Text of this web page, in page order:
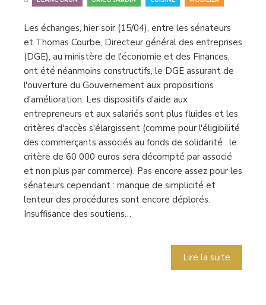
Les échanges, hier soir (15/04), entre les sénateurs
et Thomas Courbe, Directeur général des entreprises
(DGE), au ministère de l'économie et des Finances,
ont été néanmoins constructifs, le DGE assurant de
l'ouverture du Gouvernement aux propositions
d'amélioration. Les dispositifs d'aide aux
entrepreneurs et aux salariés sont plus fluides et les
critères d'accès s'élargissent (comme pour l'éligibilité
des commerçants associés au fonds de solidarité : le
critère de 60 000 euros sera décompté par associé
et non plus par commerce). Pas encore assez pour les
sénateurs cependant : manque de simplicité et
lenteur des procédures sont encore déplorés.
Insuffisance des soutiens…
Lire la suite